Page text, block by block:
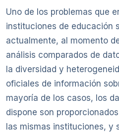
Uno de los problemas que
instituciones de educación
actualmente, al momento
análisis comparados de
la diversidad y
oficiales de información
mayoría de los casos, los
dispone son
las mismas instituciones, y